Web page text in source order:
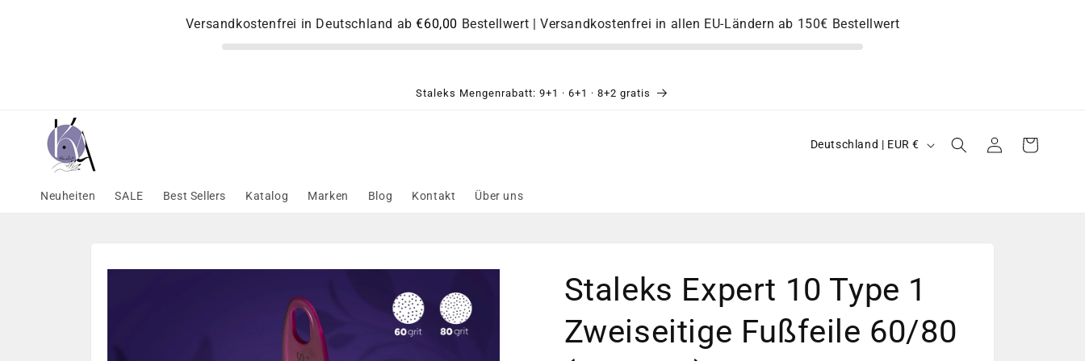
Versandkostenfrei in Deutschland ab€60,00 Bestellwert | Versandkostenfrei in allen EU-Ländern ab 150€ Bestellwert
Staleks Mengenrabatt: 9+1 · 6+1 · 8+2 gratis
Neuheiten SALE Best Sellers Katalog Marken Blog Kontakt Über uns
e
g
i
Deutschland | EUR € EinloggenWarenkorb
Zu
Staleks Expert 10 Type 1
Zweiseitige Fußfeile 60/80